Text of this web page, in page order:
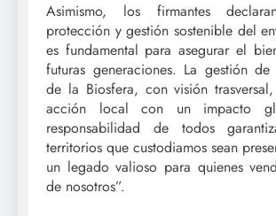
Asimismo, los firmantes
protección y gestión sostenible del
es fundamental para asegurar el
futuras generaciones. La gestión de
de la Biosfera, con visión
acción local con un impacto
responsabilidad de todos
territorios que custodiamos sean
un legado valioso para quienes
de nosotros”.